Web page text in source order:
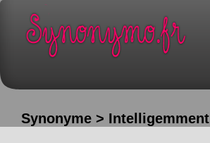
Synonyme > Intelligemment